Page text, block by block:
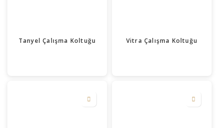
Tanyel Çalışma Koltuğu Vitra Çalışma Koltuğu